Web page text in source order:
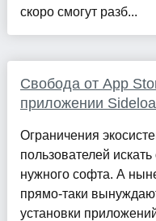
скоро смогут разб...
Свобода от App
приложении
Ограничения
пользователей
нужного софта. А
прямо-таки
установки